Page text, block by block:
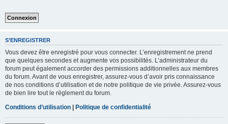
S’ENREGISTRER
Vous devez être enregistré pour vous connecter. L’enregistrement ne prend
que quelques secondes et augmente vos possibilités. L’administrateur du
forum peut également accorder des permissions additionnelles aux membres
du forum. Avant de vous enregistrer, assurez-vous d’avoir pris connaissance
de nos conditions d’utilisation et de notre politique de vie privée. Assurez-vous
de bien lire tout le règlement du forum.
Conditions d’utilisation | Politique de confidentialité